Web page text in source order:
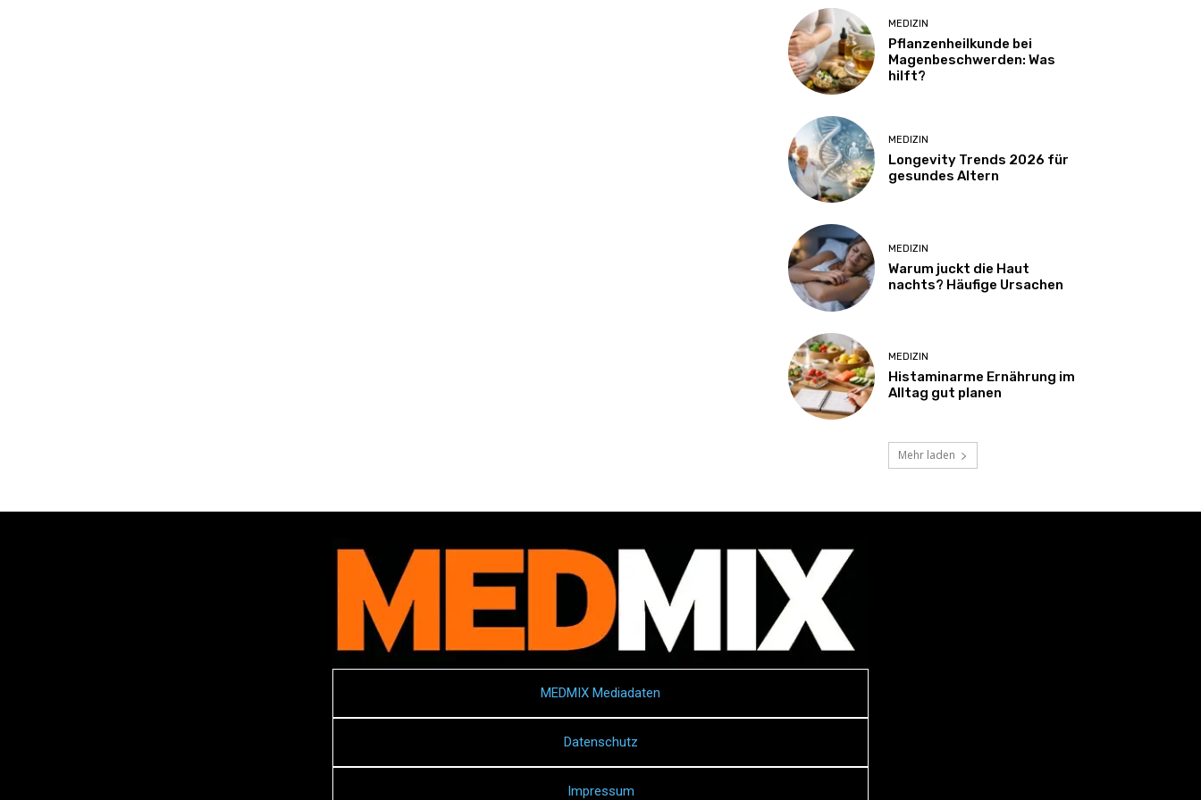
MEDIZIN
Pflanzenheilkunde bei
Magenbeschwerden: Was
hilft?
MEDIZIN
Longevity Trends 2026 für
gesundes Altern
MEDIZIN
Warum juckt die Haut
nachts? Häufige Ursachen
MEDIZIN
Histaminarme Ernährung im
Alltag gut planen
Mehr laden
MEDMIX Mediadaten
Datenschutz
Impressum